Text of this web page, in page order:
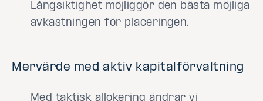
Långsiktighet möjliggör den bästa möjliga
avkastningen för placeringen.
Mervärde med aktiv kapitalförvaltning
Med taktisk allokering ändrar vi